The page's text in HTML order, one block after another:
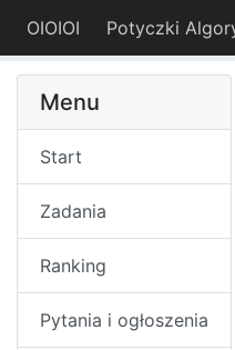
OIOIOI
Menu
Start
Zadania
Ranking
Pytania i ogłoszenia